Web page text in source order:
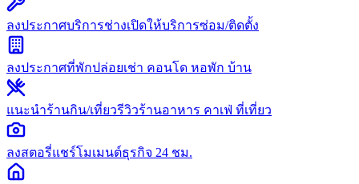
ลงประกาศบริการช่างเปิดให้บริการซ่อม/ติดตั้ง
ลงประกาศที่พักปล่อยเช่า คอนโด หอพัก บ้าน
แนะนำร้านกิน/เที่ยวรีวิวร้านอาหาร คาเฟ่ ที่เที่ยว
ลงสตอรี่แชร์โมเมนต์ธุรกิจ 24 ชม.